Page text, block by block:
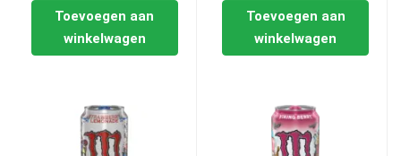
Toevoegen aan
winkelwagen
Toevoegen aan
winkelwagen